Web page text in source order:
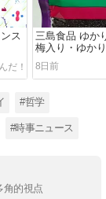
ス
三島食品 ゆか
梅入り・ゆか
ひろし・鮭ひ
ろし・かおり
めこ・あかり
げき
8日前
#哲学
#時事ニュース
角的視点